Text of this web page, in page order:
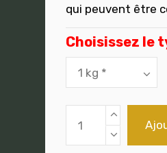
qui peuvent être
Choisissez le